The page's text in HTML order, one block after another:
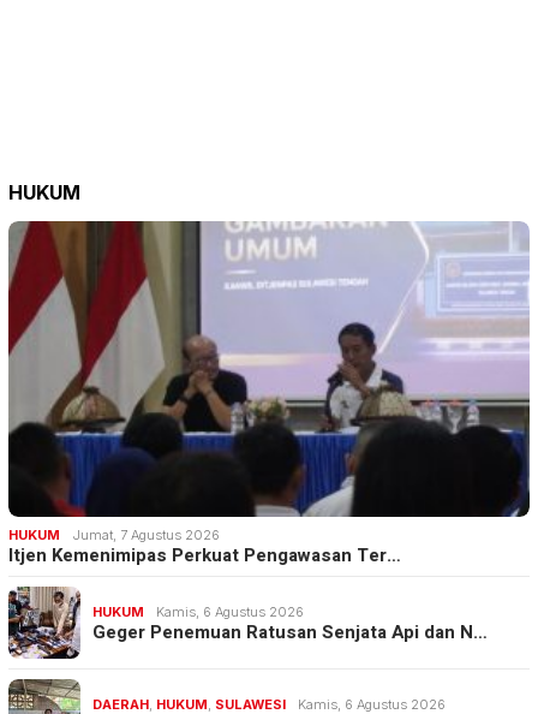
HUKUM
HUKUM Jumat, 7 Agustus 2026
Itjen Kemenimipas Perkuat Pengawasan Ter…
HUKUM Kamis, 6 Agustus 2026
Geger Penemuan Ratusan Senjata Api dan N…
DAERAH HUKUM SULAWESI Kamis, 6 Agustus 2026